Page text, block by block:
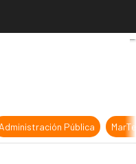
impulsa su
Administración Pública